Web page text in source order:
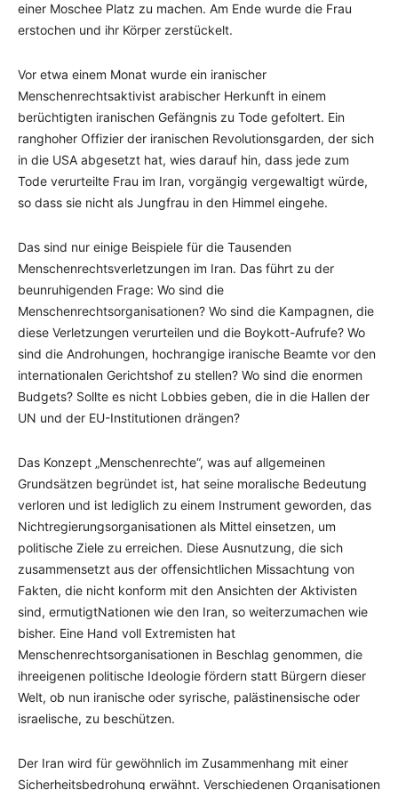
einer Moschee Platz zu machen. Am Ende wurde die Frau
erstochen und ihr Körper zerstückelt.
Vor etwa einem Monat wurde ein iranischer
Menschenrechtsaktivist arabischer Herkunft in einem
berüchtigten iranischen Gefängnis zu Tode gefoltert. Ein
ranghoher Offizier der iranischen Revolutionsgarden, der sich
in die USA abgesetzt hat, wies darauf hin, dass jede zum
Tode verurteilte Frau im Iran, vorgängig vergewaltigt würde,
so dass sie nicht als Jungfrau in den Himmel eingehe.
Das sind nur einige Beispiele für die Tausenden
Menschenrechtsverletzungen im Iran. Das führt zu der
beunruhigenden Frage: Wo sind die
Menschenrechtsorganisationen? Wo sind die Kampagnen, die
diese Verletzungen verurteilen und die Boykott-Aufrufe? Wo
sind die Androhungen, hochrangige iranische Beamte vor den
internationalen Gerichtshof zu stellen? Wo sind die enormen
Budgets? Sollte es nicht Lobbies geben, die in die Hallen der
UN und der EU-Institutionen drängen?
Das Konzept „Menschenrechte“, was auf allgemeinen
Grundsätzen begründet ist, hat seine moralische Bedeutung
verloren und ist lediglich zu einem Instrument geworden, das
Nichtregierungsorganisationen als Mittel einsetzen, um
politische Ziele zu erreichen. Diese Ausnutzung, die sich
zusammensetzt aus der offensichtlichen Missachtung von
Fakten, die nicht konform mit den Ansichten der Aktivisten
sind, ermutigtNationen wie den Iran, so weiterzumachen wie
bisher. Eine Hand voll Extremisten hat
Menschenrechtsorganisationen in Beschlag genommen, die
ihreeigenen politische Ideologie fördern statt Bürgern dieser
Welt, ob nun iranische oder syrische, palästinensische oder
israelische, zu beschützen.
Der Iran wird für gewöhnlich im Zusammenhang mit einer
Sicherheitsbedrohung erwähnt. Verschiedenen Organisationen